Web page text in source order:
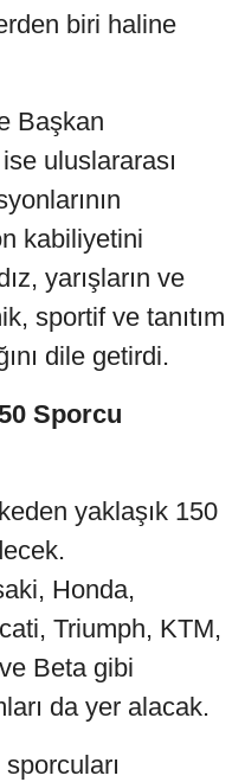
biri haline
Başkan
ise uluslararası
kabiliyetini
yarışların ve
sportif ve tanıtım
dile getirdi.
Sporcu
yaklaşık 150
Honda,
Triumph, KTM,
Beta gibi
da yer alacak.